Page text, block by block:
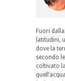
Fuori
latitudini,
dove la
secondo
coltivato